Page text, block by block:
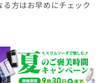
方はお早めにチェック